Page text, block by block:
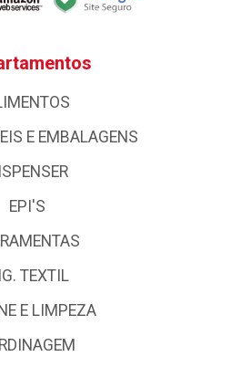
E EMBALAGENS
EPI'S
TEXTIL
E LIMPEZA